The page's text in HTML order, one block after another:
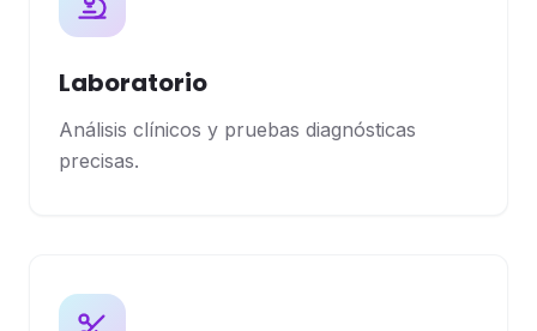
Laboratorio
Análisis clínicos y pruebas diagnósticas
precisas.